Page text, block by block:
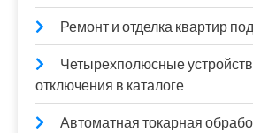
Ремонт и отделка квартир
Четырехполюсные
отключения в каталоге
Автоматная токарная